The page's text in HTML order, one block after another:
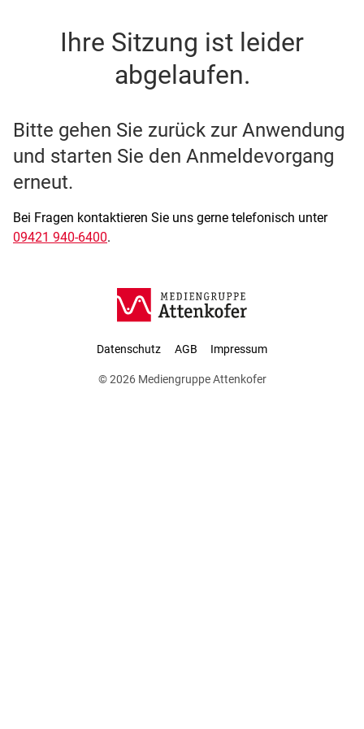
SSO Single-Sign-On der
Ihre Sitzung ist leider
abgelaufen.
Bitte gehen Sie zurück zur Anwendung
und starten Sie den Anmeldevorgang
erneut.
Bei Fragen kontaktieren Sie uns gerne telefonisch unter
09421 940-6400.
Datenschutz AGB Impressum
© 2026 Mediengruppe Attenkofer